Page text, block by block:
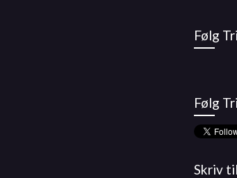
Følg
Følg
Skriv